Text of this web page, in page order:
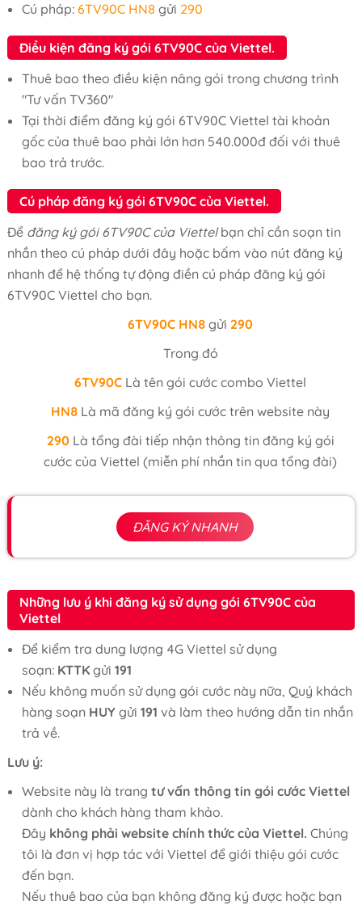
Cú pháp: 6TV90C HN8 gửi 290
Điều kiện đăng ký gói 6TV90C của Viettel.
Thuê bao theo điều kiện nâng gói trong chương trình
"Tư vấn TV360"
Tại thời điểm đăng ký gói 6TV90C Viettel tài khoản
gốc của thuê bao phải lớn hơn 540.000đ đối với thuê
bao trả trước.
Cú pháp đăng ký gói 6TV90C của Viettel.
Để đăng ký gói 6TV90C của Viettelbạn chỉ cần soạn tin
nhắn theo cú pháp dưới đây hoặc bấm vào nút đăng ký
nhanh để hệ thống tự động điền cú pháp đăng ký gói
6TV90C Viettel cho bạn.
6TV90C HN8 gửi 290
Trong đó
6TV90C Là tên gói cước combo Viettel
HN8 Là mã đăng ký gói cước trên website này
290Là tổng đài tiếp nhận thông tin đăng ký gói
cước của Viettel (miễn phí nhắn tin qua tổng đài)
ĐĂNG KÝ NHANH
Những lưu ý khi đăng ký sử dụng gói 6TV90C của
Viettel
Để kiểm tra dung lượng 4G Viettel sử dụng
soạn: KTTK gửi 191
Nếu không muốn sử dụng gói cước này nữa, Quý khách
hàng soạn HUY gửi 191 và làm theo hướng dẫn tin nhắn
trả về.
Lưu ý:
Website này là trang tư vấn thông tin gói cước Viettel
dành cho khách hàng tham khảo.
Đây không phải website chính thức của Viettel. Chúng
tôi là đơn vị hợp tác với Viettel để giới thiệu gói cước
đến bạn.
Nếu thuê bao của bạn không đăng ký được hoặc bạn